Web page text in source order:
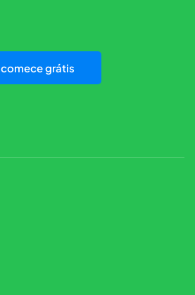
comece grátis